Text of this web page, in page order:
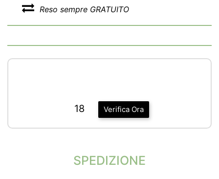
Reso sempre GRATUITO
Verifica Ora
18
SPEDIZIONE